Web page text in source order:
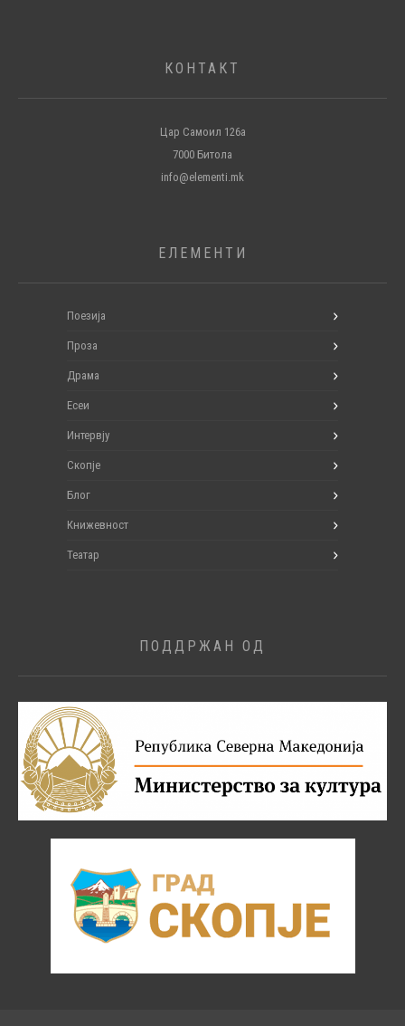
КОНТАКТ
Цар Самоил 126а
7000 Битола
info@elementi.mk
ЕЛЕМЕНТИ
Поезија
Проза
Драма
Есеи
Интервју
Скопје
Блог
Книжевност
Театар
ПОДДРЖАН ОД